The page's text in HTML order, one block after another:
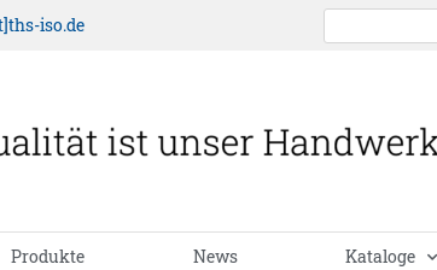
iso.de
Produkte News Kataloge